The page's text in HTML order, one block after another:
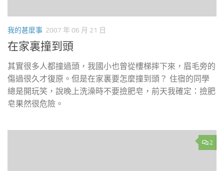
我的甚麼事 2007 年 06 月 21 日
在家裏撞到頭
其實很多人都撞過頭，我國小也曾從樓梯摔下來，眉毛旁的
傷過很久才復原。但是在家裏要怎麼撞到頭？ 住宿的同學
總是開玩笑，說晚上洗澡時不要撿肥皂，前天我確定：撿肥
皂果然很危險。
2